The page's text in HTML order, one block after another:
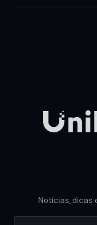
Notícias, dicas